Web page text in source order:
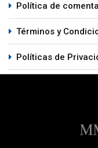
Política de
Términos y
Políticas de